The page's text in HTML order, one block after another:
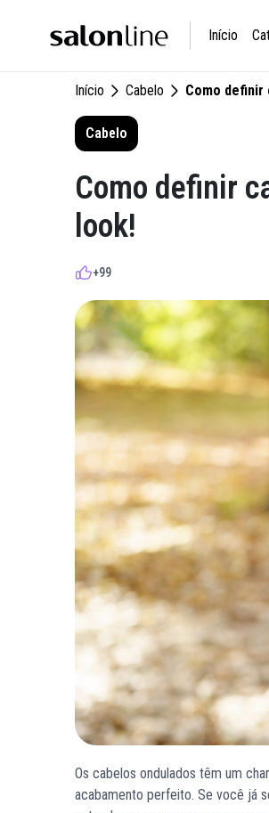
Início
Início Cabelo Como definir
Cabelo
Como definir
look!
+99
Os cabelos ondulados têm um
acabamento perfeito. Se você já